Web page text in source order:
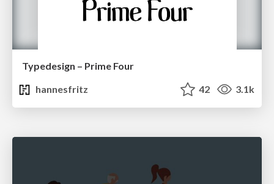
Typedesign – Prime Four
hannesfritz
42 3.1k